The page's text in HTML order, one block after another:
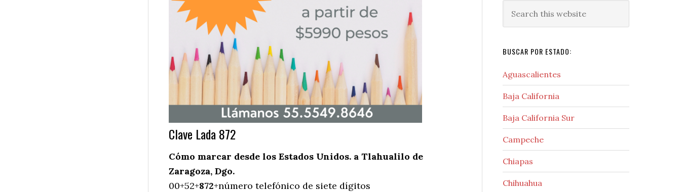
Clave Lada 872
Cómo marcar desde los Estados Unidos. a Tlahualilo de
Zaragoza, Dgo.
00+52+872+número telefónico de siete dígitos
this
BUSCAR POR ESTADO:
Aguascalientes
Baja California
Baja California Sur
Campeche
Chiapas
Chihuahua